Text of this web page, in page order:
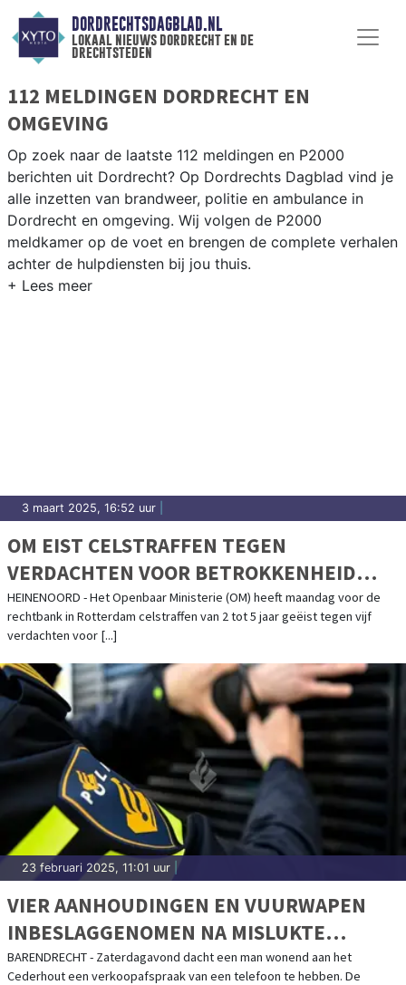
DORDRECHTSDAGBLAD.NL
lokaal nieuws dordrecht en de
drechtsteden
112 MELDINGEN DORDRECHT EN
OMGEVING
Op zoek naar de laatste 112 meldingen en P2000
berichten uit Dordrecht? Op Dordrechts Dagblad vind je
alle inzetten van brandweer, politie en ambulance in
Dordrecht en omgeving. Wij volgen de P2000
meldkamer op de voet en brengen de complete verhalen
achter de hulpdiensten bij jou thuis.
3 maart 2025, 16:52 uur
OM EIST CELSTRAFFEN TEGEN
VERDACHTEN VOOR BETROKKENHEID
COCAÏNEWASSERIJ
HEINENOORD - Het Openbaar Ministerie (OM) heeft maandag voor de
rechtbank in Rotterdam celstraffen van 2 tot 5 jaar geëist tegen vijf
verdachten voor [...]
23 februari 2025, 11:01 uur
VIER AANHOUDINGEN EN VUURWAPEN
INBESLAGGENOMEN NA MISLUKTE
BEROVING
BARENDRECHT - Zaterdagavond dacht een man wonend aan het
Cederhout een verkoopafspraak van een telefoon te hebben. De